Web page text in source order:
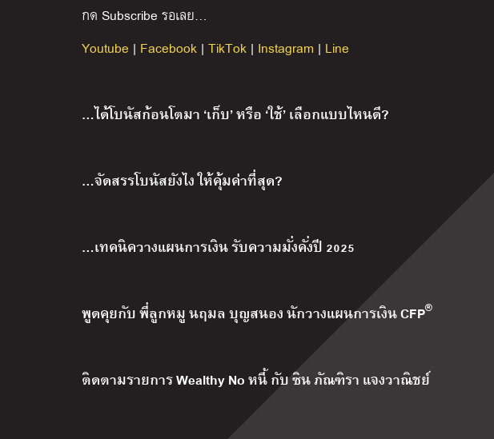
กด Subscribe รอเลย…
Youtube | Facebook | TikTok | Instagram | Line
…ได้โบนัสก้อนโตมา ‘เก็บ’ หรือ ‘ใช้’ เลือกแบบไหนดี?
…จัดสรรโบนัสยังไง ให้คุ้มค่าที่สุด?
…เทคนิควางแผนการเงิน รับความมั่งคั่งปี 2025
พูดคุยกับ พี่ลูกหมู นฤมล บุญสนอง นักวางแผนการเงิน CFP®
ติดตามรายการWealthy Noหนี้ กับ ซิน ภัณฑิรา แจงวาณิชย์